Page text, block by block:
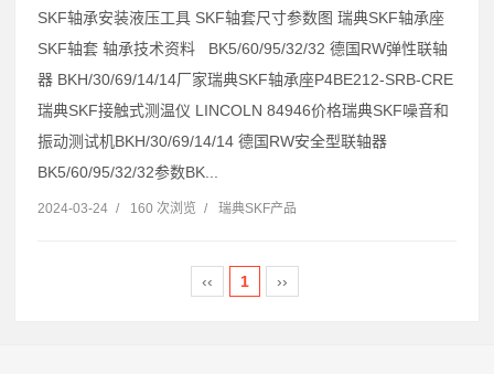
SKF轴承安装液压工具 SKF轴套尺寸参数图 瑞典SKF轴承座
SKF轴套 轴承技术资料 BK5/60/95/32/32 德国RW弹性联轴
器 BKH/30/69/14/14厂家瑞典SKF轴承座P4BE212-SRB-CRE
瑞典SKF接触式测温仪 LINCOLN 84946价格瑞典SKF噪音和
振动测试机BKH/30/69/14/14 德国RW安全型联轴器
BK5/60/95/32/32参数BK...
2024-03-24 / 160 次浏览 / 瑞典SKF产品
‹‹ 1 ››